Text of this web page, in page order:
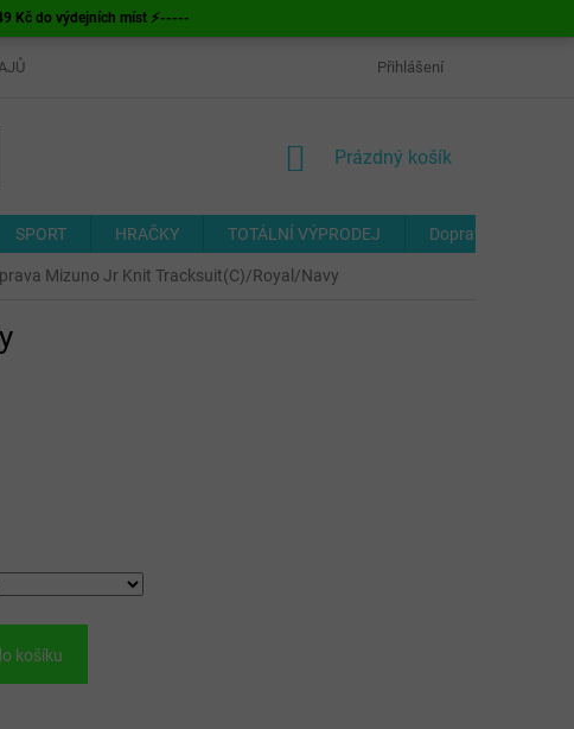
49 Kč do výdejních míst ⚡-----
ODSTOUPENÍ OD SMLOUVY
Přihlášení
NÁKUPNÍ
Prázdný košík
SPORT HRAČKY TOTÁLNÍ VÝPRODEJ Doprava a platba
Mizuno Jr Knit Tracksuit(C)/Royal/Navy
košíku